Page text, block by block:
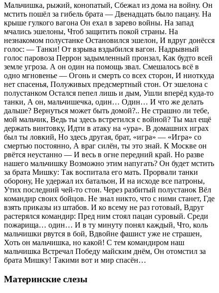
Мальчишка, рыжий, конопатый, Сбежал из дома на войну. Он
мстить пошёл за гибель брата — Двенадцать было пацану. На
крыше гулкого вагона Он ехал в зарево войны. На запад
мчались эшелоны, Чтоб защитить покой страны. На
незнакомом полустанке Остановился эшелон, И вдруг донёсся
голос: — Танки! От взрыва вздыбился вагон. Надрывный
голос паровоза Перрон задымленный пронзал, Как будто всей
земле угроза. А он один на помощь звал. Смешалось всё в
одно мгновенье — Огонь и смерть со всех сторон, И ниоткуда
нет спасенья, Полуживых предсмертный стон. От эшелона с
полустанком Остался пепел лишь и дым, Ушли вперёд куда-то
танки, А он, мальчишечка, один… Один… И что же делать
дальше? Вернуться может быть домой?.. Не страшно ли тебе,
мой мальчик, Ведь ты здесь встретился с войной? Ты мал ещё
держать винтовку, Идти в атаку на «ура». В домашних играх
был ты ловкий, Но здесь другая, брат, «игра» — «Игра» со
смертью постоянно, А враг силён, ты это знай. К Москве он
рвётся неустанно — И весь в огне передний край. Но разве
нашего мальчишку Возможно этим напугать? Он будет мстить
за брата Мишку: Так воспитала его мать. Прорвали танки
оборону, Не удержал их батальон, И на исходе все патроны,
Утих последний чей-то стон. Через разбитый полустанок Вёл
командир своих бойцов. Не знал никто, что с ними станет, Где
взять приказы из штабов. И ко всему не раз готовый, Вдруг
растерялся командир: Пред ним стоял пацан суровый. Среди
пожарища… один… И в ту минуту понял каждый, Что, коль
мальчишки рвутся в бой, Вдвойне фашист уже не страшен,
Хоть он мальчишка, но какой! С тем командиром наш
мальчишка Встречал Победу майским днём, Он отомстил за
брата Мишку! Такими вот и мир спасён…
Материнские слезы